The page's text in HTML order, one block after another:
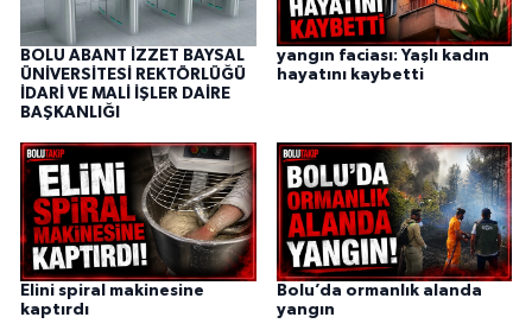
BOLU ABANT İZZET BAYSAL
ÜNİVERSİTESİ REKTÖRLÜĞÜ
İDARİ VE MALİ İŞLER DAİRE
BAŞKANLIĞI
yangın faciası: Yaşlı kadın
hayatını kaybetti
Elini spiral makinesine
kaptırdı
Bolu’da ormanlık alanda
yangın